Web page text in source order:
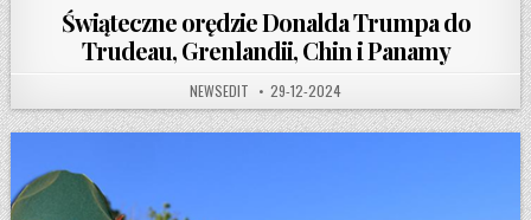
Świąteczne orędzie Donalda Trumpa do
Trudeau, Grenlandii, Chin i Panamy
AUTHOR:
NEWSEDIT PUBLISHED DATE:
29-12-2024